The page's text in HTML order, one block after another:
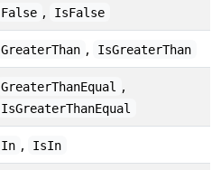
False , IsFalse
GreaterThan , IsGreaterThan
GreaterThanEqual ,
IsGreaterThanEqual
In , IsIn